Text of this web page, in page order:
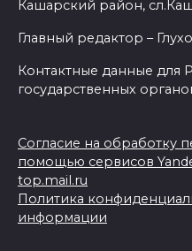
Кашарский район,
Главный редактор –
Контактные данные для
государственных
Согласие на обработку
помощью сервисов
top.mail.ru
Политика
информации